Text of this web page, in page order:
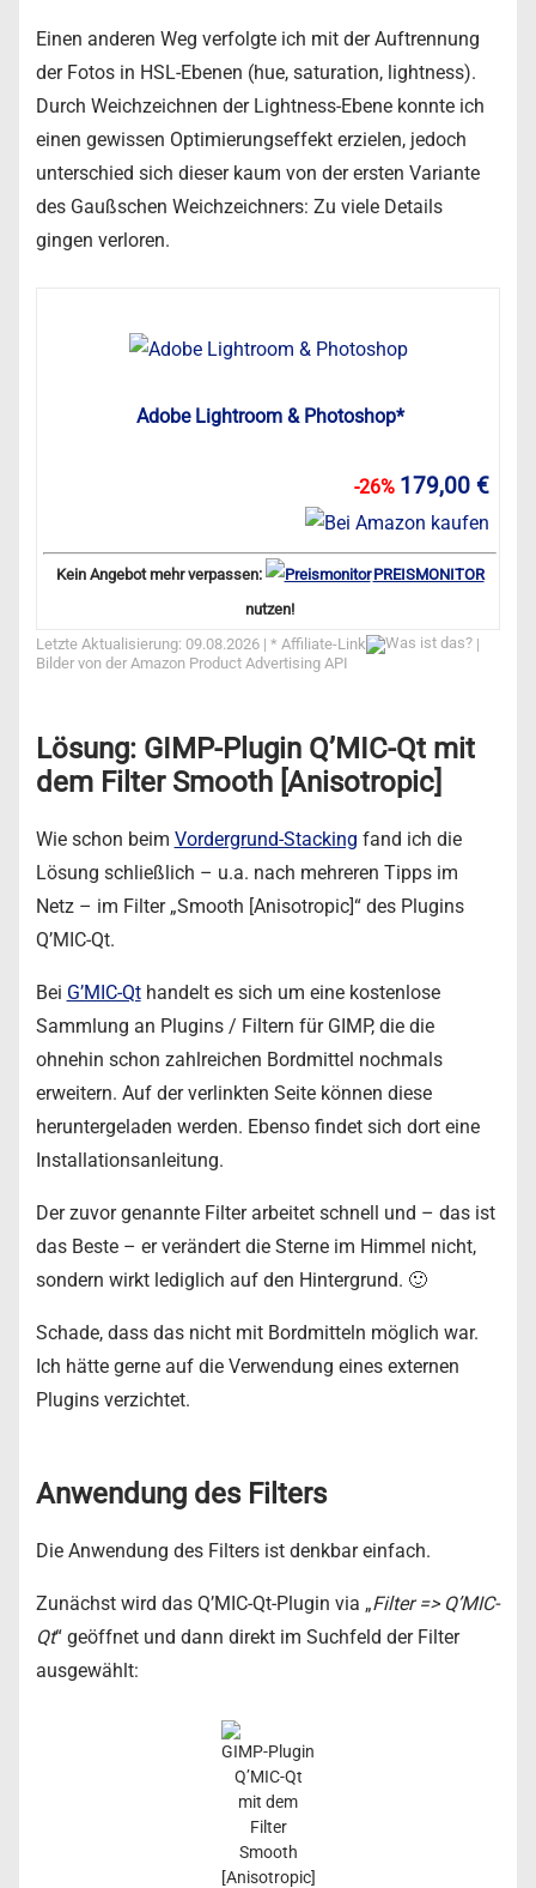
Einen anderen Weg verfolgte ich mit der Auftrennung
der Fotos in HSL-Ebenen (hue, saturation, lightness).
Durch Weichzeichnen der Lightness-Ebene konnte ich
einen gewissen Optimierungseffekt erzielen, jedoch
unterschied sich dieser kaum von der ersten Variante
des Gaußschen Weichzeichners: Zu viele Details
gingen verloren.
Adobe Lightroom & Photoshop*
-26% 179,00 €
Kein Angebot mehr verpassen:
PREISMONITOR
nutzen!
Letzte Aktualisierung: 09.08.2026 | * Affiliate-Link
|
Bilder von der Amazon Product Advertising API
Lösung: GIMP-Plugin Q’MIC-Qt mit
dem Filter Smooth [Anisotropic]
Wie schon beim Vordergrund-Stacking fand ich die
Lösung schließlich – u.a. nach mehreren Tipps im
Netz – im Filter „Smooth [Anisotropic]“ des Plugins
Q’MIC-Qt.
Bei G’MIC-Qthandelt es sich um eine kostenlose
Sammlung an Plugins / Filtern für GIMP, die die
ohnehin schon zahlreichen Bordmittel nochmals
erweitern. Auf der verlinkten Seite können diese
heruntergeladen werden. Ebenso findet sich dort eine
Installationsanleitung.
Der zuvor genannte Filter arbeitet schnell und – das ist
das Beste – er verändert die Sterne im Himmel nicht,
sondern wirkt lediglich auf den Hintergrund. 🙂
Schade, dass das nicht mit Bordmitteln möglich war.
Ich hätte gerne auf die Verwendung eines externen
Plugins verzichtet.
Anwendung des Filters
Die Anwendung des Filters ist denkbar einfach.
Zunächst wird das Q’MIC-Qt-Plugin via „Filter => Q’MIC-
Qt“ geöffnet und dann direkt im Suchfeld der Filter
ausgewählt:
GIMP-Plugin
Q’MIC-Qt
mit dem
Filter
Smooth
[Anisotropic]